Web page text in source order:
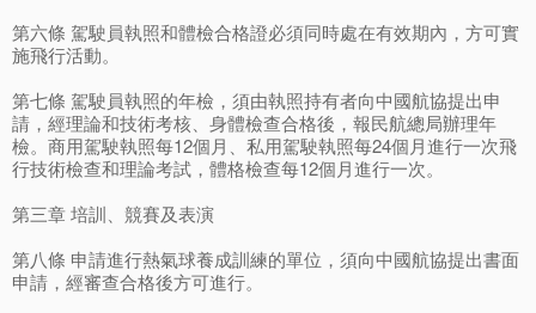
第六條 駕駛員執照和體檢合格證必須同時處在有效期內，方可實
施飛行活動。
第七條 駕駛員執照的年檢，須由執照持有者向中國航協提出申
請，經理論和技術考核、身體檢查合格後，報民航總局辦理年
檢。商用駕駛執照每12個月、私用駕駛執照每24個月進行一次飛
行技術檢查和理論考試，體格檢查每12個月進行一次。
第三章 培訓、競賽及表演
第八條 申請進行熱氣球養成訓練的單位，須向中國航協提出書面
申請，經審查合格後方可進行。